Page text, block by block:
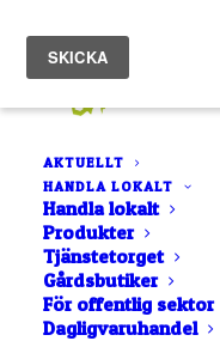
AKTUELLT
HANDLA LOKALT
Handla lokalt
Produkter
Tjänstetorget
Gårdsbutiker
För offentlig sektor
Dagligvaruhandel